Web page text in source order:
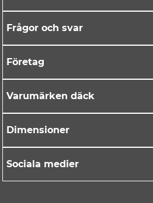
Frågor och svar
Företag
Varumärken däck
Dimensioner
Sociala medier